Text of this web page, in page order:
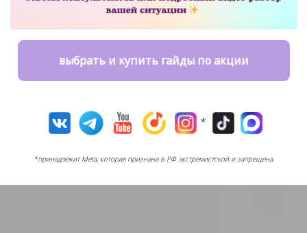
выбрать и купить гайды по акции
*
*принадлежит Meta, которая признана в РФ экстремистской и запрещена.